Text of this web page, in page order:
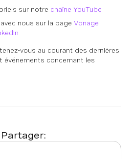
sur notre chaîne YouTube
nous sur la page Vonage
vous au courant des dernières
événements concernant les
Partager: